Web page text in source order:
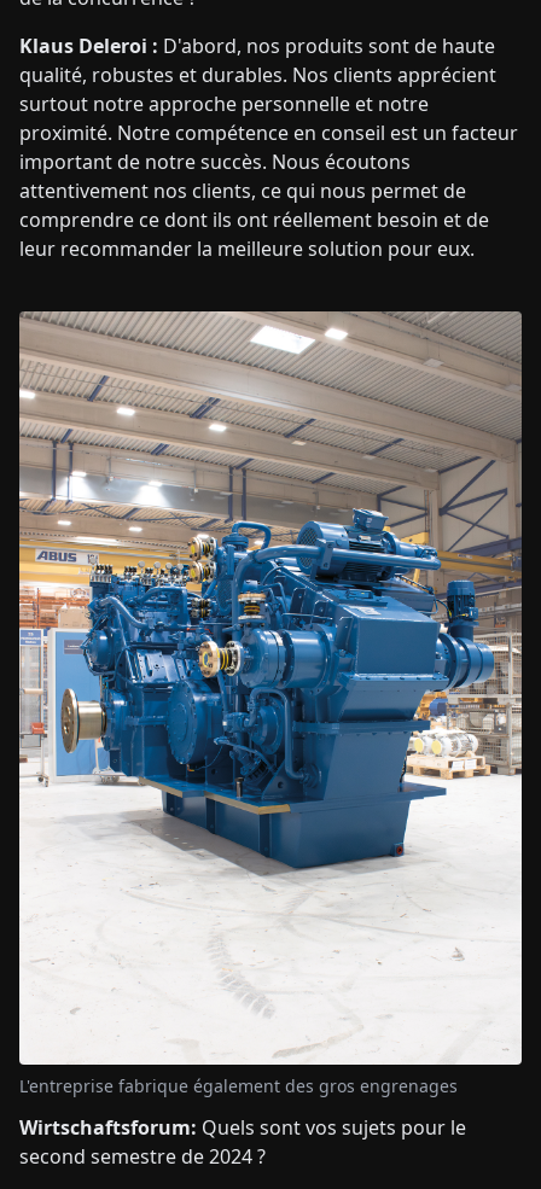
Klaus Deleroi : D'abord, nos produits sont de haute
qualité, robustes et durables. Nos clients apprécient
surtout notre approche personnelle et notre
proximité. Notre compétence en conseil est un facteur
important de notre succès. Nous écoutons
attentivement nos clients, ce qui nous permet de
comprendre ce dont ils ont réellement besoin et de
leur recommander la meilleure solution pour eux.
L'entreprise fabrique également des gros engrenages
Wirtschaftsforum: Quels sont vos sujets pour le
second semestre de 2024 ?